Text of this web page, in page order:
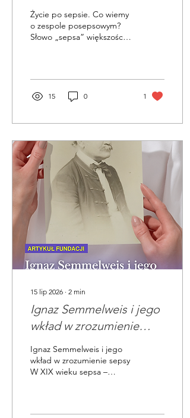
posepsowym?
Życie po sepsie. Co wiemy
o zespole posepsowym?
Słowo „sepsa” większości z
słusznie – sepsa jest
jednym z
najpoważniejszych stanów
medycynie. Jej leczenie
często wymaga
wielodniowego, a niekiedy
nawet wielotygodniowego
pobytu w oddziale
intensywnej terapii (OIT),
zastosowania
zaawansowanych metod
podtrzymywania funkcji
życiowych oraz
zaangażowania zespołu
specjalistów z wielu
różnych dziedzin
15 0 1
15 lip 2026 ∙ 2 min
Ignaz Semmelweis i jego
wkład w zrozumienie
sepsy
Ignaz Semmelweis i jego
wkład w zrozumienie sepsy
W XIX wieku sepsa –